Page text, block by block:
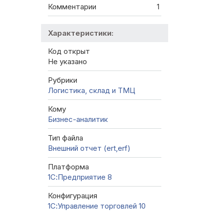
Комментарии 1
Характеристики:
Код открыт
Не указано
Рубрики
Логистика, склад и ТМЦ
Кому
Бизнес-аналитик
Тип файла
Внешний отчет (ert,erf)
Платформа
1С:Предприятие 8
Конфигурация
1С:Управление торговлей 10